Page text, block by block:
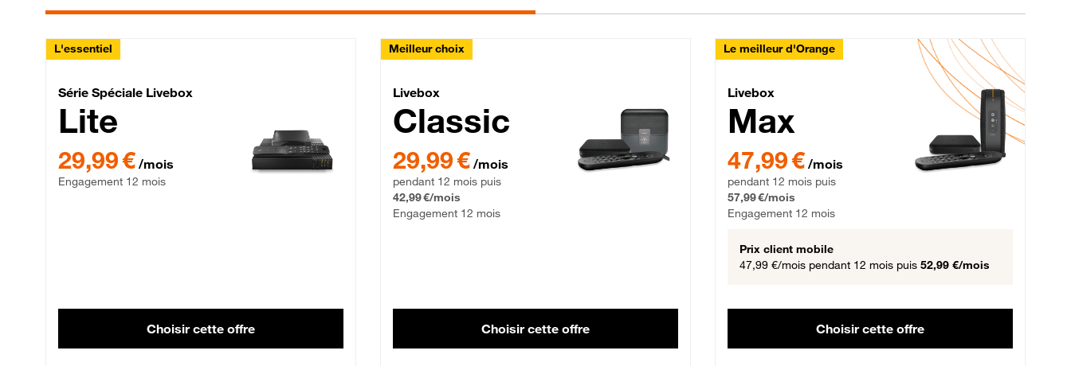
L'essentiel
Série Spéciale Livebox Lite Fibre
Série Spéciale Livebox
Lite
29,99 € par mois , Engagement 12 mois
29,99 € /mois
Engagement 12 mois
Choisir cette offre
Meilleur choix
Livebox Classic Fibre
Livebox
Classic
29,99 € par mois pendant 12 mois puis 42,99 € par mois, Engagement 12 mois
29,99 € /mois
pendant 12 mois puis
42,99 €/mois
Engagement 12 mois
Choisir cette offre
Le meilleur d'Orange
Livebox Max Fibre
Livebox
Max
47,99 € par mois pendant 12 mois puis 57,99 € par mois,
47,99 € /mois
pendant 12 mois puis
57,99 €/mois
Engagement 12 mois
Prix client mobile
47,99 €/mois pendant 12 mois puis 52,99 €/mois
Choisir cette offre